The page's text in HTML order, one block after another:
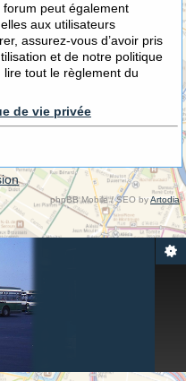
forum peut également
aux utilisateurs
assurez-vous d’avoir pris
et de notre politique
tout le règlement du
de vie privée
phpBB Mobile / SEO byArtodia.